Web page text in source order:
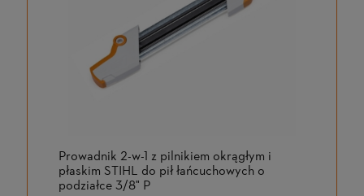
Prowadnik 2-w-1 z pilnikiem okrągłym i
płaskim STIHL do pił łańcuchowych o
podziałce 3/8" P